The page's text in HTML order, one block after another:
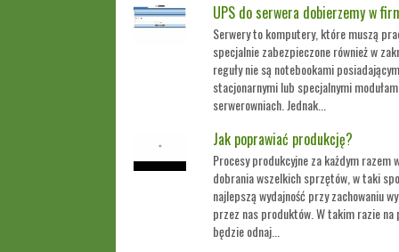
UPS do serwera dobierzemy w
Serwery to komputery, które muszą
specjalnie zabezpieczone również w
reguły nie są notebookami
stacjonarnymi lub specjalnymi
serwerowniach. Jednak...
Jak poprawiać produkcję?
Procesy produkcyjne za każdym razem
dobrania wszelkich sprzętów, w taki
najlepszą wydajność przy zachowaniu
przez nas produktów. W takim razie
będzie odnaj...